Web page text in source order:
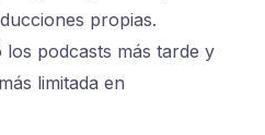
propias.
podcasts más tarde y
limitada en